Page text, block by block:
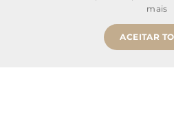
mais
ACEITAR